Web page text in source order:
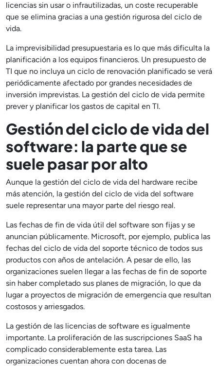
licencias sin usar o infrautilizadas, un coste recuperable
que se elimina gracias a una gestión rigurosa del ciclo de
vida.
La imprevisibilidad presupuestaria es lo que más dificulta la
planificación a los equipos financieros. Un presupuesto de
TI que no incluya un ciclo de renovación planificado se verá
periódicamente afectado por grandes necesidades de
inversión imprevistas. La gestión del ciclo de vida permite
prever y planificar los gastos de capital en TI.
Gestión del ciclo de vida del
software: la parte que se
suele pasar por alto
Aunque la gestión del ciclo de vida del hardware recibe
más atención, la gestión del ciclo de vida del software
suele representar una mayor parte del riesgo real.
Las fechas de fin de vida útil del software son fijas y se
anuncian públicamente. Microsoft, por ejemplo, publica las
fechas del ciclo de vida del soporte técnico de todos sus
productos con años de antelación. A pesar de ello, las
organizaciones suelen llegar a las fechas de fin de soporte
sin haber completado sus planes de migración, lo que da
lugar a proyectos de migración de emergencia que resultan
costosos y arriesgados.
La gestión de las licencias de software es igualmente
importante. La proliferación de las suscripciones SaaS ha
complicado considerablemente esta tarea. Las
organizaciones cuentan ahora con docenas de